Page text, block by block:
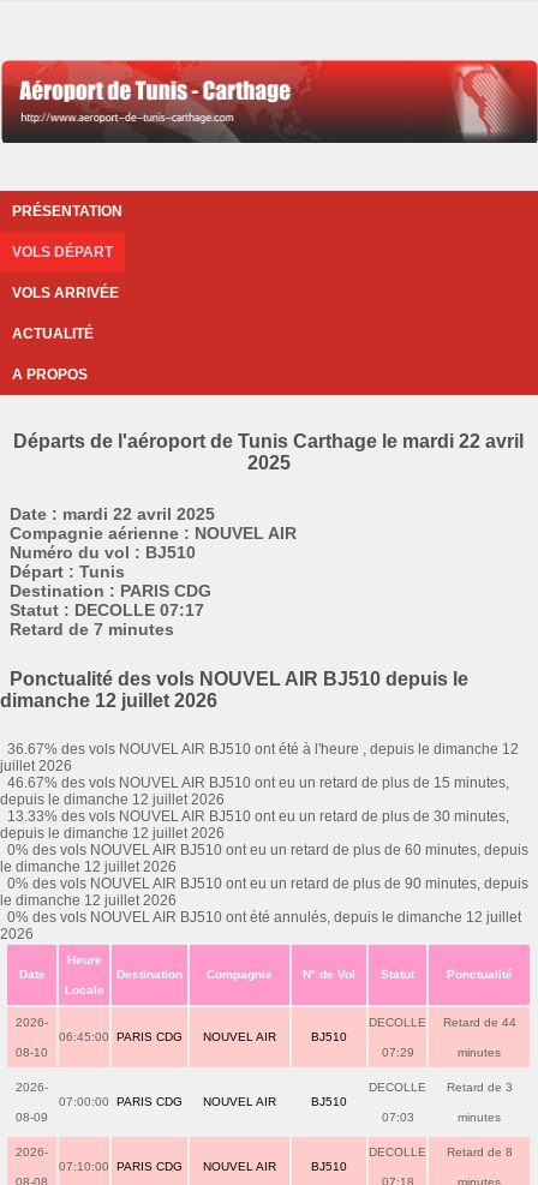
PRÉSENTATION
VOLS DÉPART
VOLS ARRIVÉE
ACTUALITÉ
A PROPOS
Départs de l'aéroport de Tunis Carthage le mardi 22 avril
2025
Date : mardi 22 avril 2025
Compagnie aérienne : NOUVEL AIR
Numéro du vol : BJ510
Départ : Tunis
Destination : PARIS CDG
Statut : DECOLLE 07:17
Retard de 7 minutes
Ponctualité des vols NOUVEL AIR BJ510 depuis le
dimanche 12 juillet 2026
36.67% des vols NOUVEL AIR BJ510 ont été à l'heure , depuis le dimanche 12
juillet 2026
46.67% des vols NOUVEL AIR BJ510 ont eu un retard de plus de 15 minutes,
depuis le dimanche 12 juillet 2026
13.33% des vols NOUVEL AIR BJ510 ont eu un retard de plus de 30 minutes,
depuis le dimanche 12 juillet 2026
0% des vols NOUVEL AIR BJ510 ont eu un retard de plus de 60 minutes, depuis
le dimanche 12 juillet 2026
0% des vols NOUVEL AIR BJ510 ont eu un retard de plus de 90 minutes, depuis
le dimanche 12 juillet 2026
0% des vols NOUVEL AIR BJ510 ont été annulés, depuis le dimanche 12 juillet
2026
Date
Heure
Locale
Destination Compagnie N° de Vol Statut Ponctualité
2026-
08-10
06:45:00 PARIS CDG NOUVEL AIR BJ510
DECOLLE
07:29
Retard de 44
minutes
2026-
08-09
07:00:00 PARIS CDG NOUVEL AIR BJ510
DECOLLE
07:03
Retard de 3
minutes
2026-
08-08
07:10:00 PARIS CDG NOUVEL AIR BJ510
DECOLLE
07:18
Retard de 8
minutes